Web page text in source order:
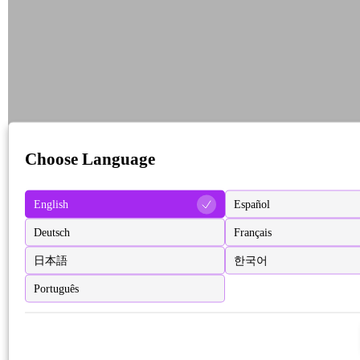
Choose Language
English Español
Deutsch Français
日本語 한국어
Português